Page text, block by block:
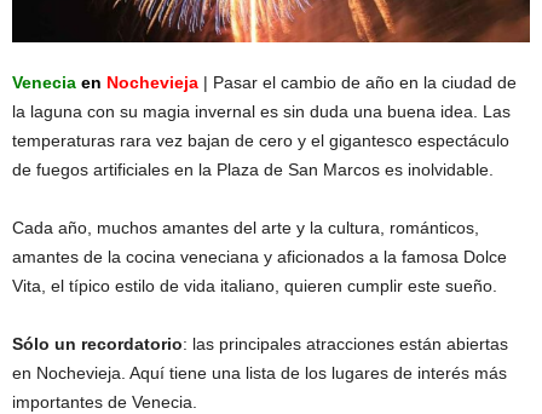
Venecia en Nochevieja | Pasar el cambio de año en la ciudad de
la laguna con su magia invernal es sin duda una buena idea. Las
temperaturas rara vez bajan de cero y el gigantesco espectáculo
de fuegos artificiales en la Plaza de San Marcos es inolvidable.
Cada año, muchos amantes del arte y la cultura, románticos,
amantes de la cocina veneciana y aficionados a la famosa Dolce
Vita, el típico estilo de vida italiano, quieren cumplir este sueño.
Sólo un recordatorio: las principales atracciones están abiertas
en Nochevieja. Aquí tiene una lista de los lugares de interés más
importantes de Venecia.